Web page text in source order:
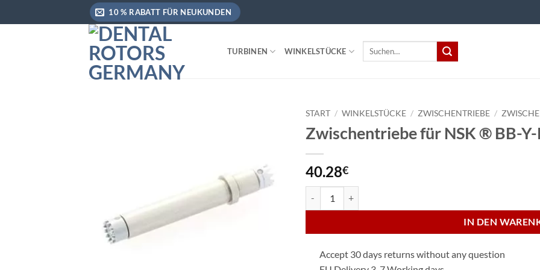
Inhalt
10 % RABATT FÜR NEUKUNDEN
TURBINEN WINKELSTÜCKE
Suchen
START / WINKELSTÜCKE / ZWISCHENTRIEBE /
Zwischentriebe für NSK ® BB-
40.28€
IN DEN
Accept 30 days returns without any question